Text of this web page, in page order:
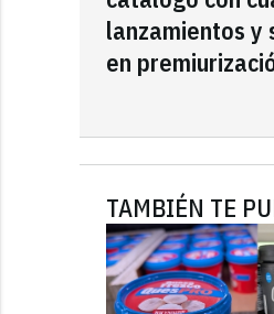
lanzamientos y
en
TAMBIÉN TE